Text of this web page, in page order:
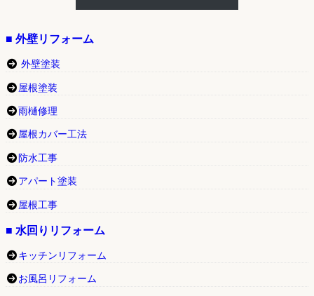
■ 外壁リフォーム
外壁塗装
屋根塗装
雨樋修理
屋根カバー工法
防水工事
アパート塗装
屋根工事
■ 水回りリフォーム
キッチンリフォーム
お風呂リフォーム